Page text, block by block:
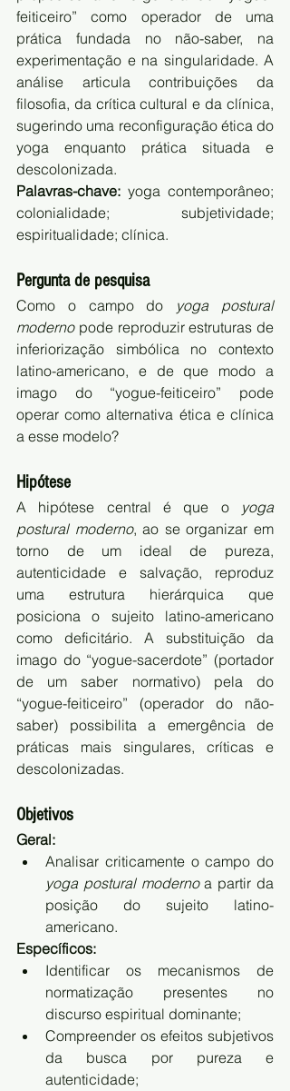
feiticeiro” como operador de uma
prática fundada no não-saber, na
experimentação e na singularidade. A
análise articula contribuições da
filosofia, da crítica cultural e da clínica,
sugerindo uma reconfiguração ética do
yoga enquanto prática situada e
descolonizada.
Palavras-chave: yoga contemporâneo;
colonialidade; subjetividade;
espiritualidade; clínica.
Pergunta de pesquisa
Como o campo do yoga postural
moderno pode reproduzir estruturas de
inferiorização simbólica no contexto
latino-americano, e de que modo a
imago do “yogue-feiticeiro” pode
operar como alternativa ética e clínica
a esse modelo?
Hipótese
A hipótese central é que o yoga
postural moderno, ao se organizar em
torno de um ideal de pureza,
autenticidade e salvação, reproduz
uma estrutura hierárquica que
posiciona o sujeito latino-americano
como deficitário. A substituição da
imago do “yogue-sacerdote” (portador
de um saber normativo) pela do
“yogue-feiticeiro” (operador do não-
saber) possibilita a emergência de
práticas mais singulares, críticas e
descolonizadas.
Objetivos
Geral:
yoga postural moderno a partir da
posição do sujeito latino-
americano.
Específicos:
Identificar os mecanismos de
normatização presentes no
discurso espiritual dominante;
Compreender os efeitos subjetivos
da busca por pureza e
autenticidade;